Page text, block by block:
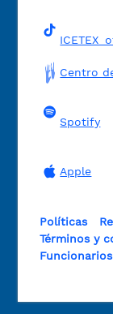
Centro
Spotify
Apple
Políticas
Términos y
Funcionarios